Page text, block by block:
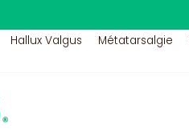
Hallux Valgus Métatarsalgie